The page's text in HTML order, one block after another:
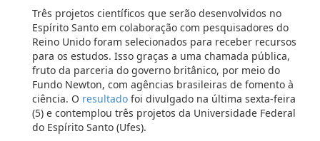
Três projetos científicos que serão desenvolvidos no
Espírito Santo em colaboração com pesquisadores do
Reino Unido foram selecionados para receber recursos
para os estudos. Isso graças a uma chamada pública,
fruto da parceria do governo britânico, por meio do
Fundo Newton, com agências brasileiras de fomento à
ciência. O resultado foi divulgado na última sexta-feira
(5) e contemplou três projetos da Universidade Federal
do Espírito Santo (Ufes).